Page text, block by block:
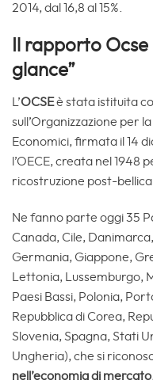
2014, dal 16,8 al 15%.
Il rapporto
glance”
L’OCSEè stata istituita
sull’Organizzazione per
Economici, firmata il 14
l’OECE, creata nel 1948
ricostruzione post-
Ne fanno parte oggi 35
Canada, Cile,
Germania, Giappone,
Lettonia, Lussemburgo,
Paesi Bassi, Polonia,
Repubblica di Corea,
Slovenia, Spagna, Stati
Ungheria), che si
nell’economia di